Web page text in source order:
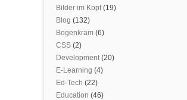
Bilder im Kopf(19)
Blog (132)
Bogenkram (6)
CSS (2)
Development(20)
E-Learning (4)
Ed-Tech (22)
Education (46)